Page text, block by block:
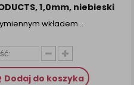
1,0mm, niebieski
wkładem…
Dodaj do koszyka